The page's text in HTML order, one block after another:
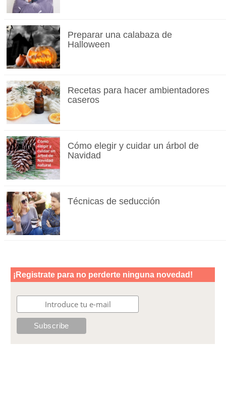
Preparar una calabaza de
Halloween
Recetas para hacer ambientadores
caseros
Cómo elegir y cuidar un árbol de
Navidad
Técnicas de seducción